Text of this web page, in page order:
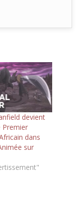
devient
Premier
dans
sur